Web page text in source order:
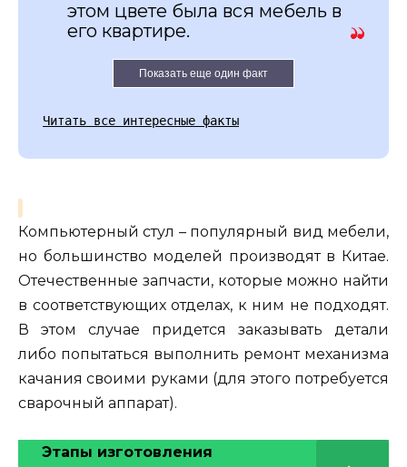
этом цвете была вся мебель в
его квартире.
Показать еще один факт
Читать все интересные факты
Компьютерный стул – популярный вид мебели,
но большинство моделей производят в Китае.
Отечественные запчасти, которые можно найти
в соответствующих отделах, к ним не подходят.
В этом случае придется заказывать детали
либо попытаться выполнить ремонт механизма
качания своими руками (для этого потребуется
сварочный аппарат).
Этапы изготовления